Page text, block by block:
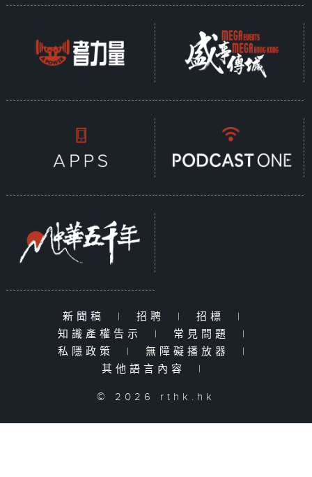
新聞稿 | 招聘 | 招標
|
知識產權告示
| 常見問題
|
私隱政策
| 無障礙播放器
|
其他語言內容
|
© 2026 rthk.hk